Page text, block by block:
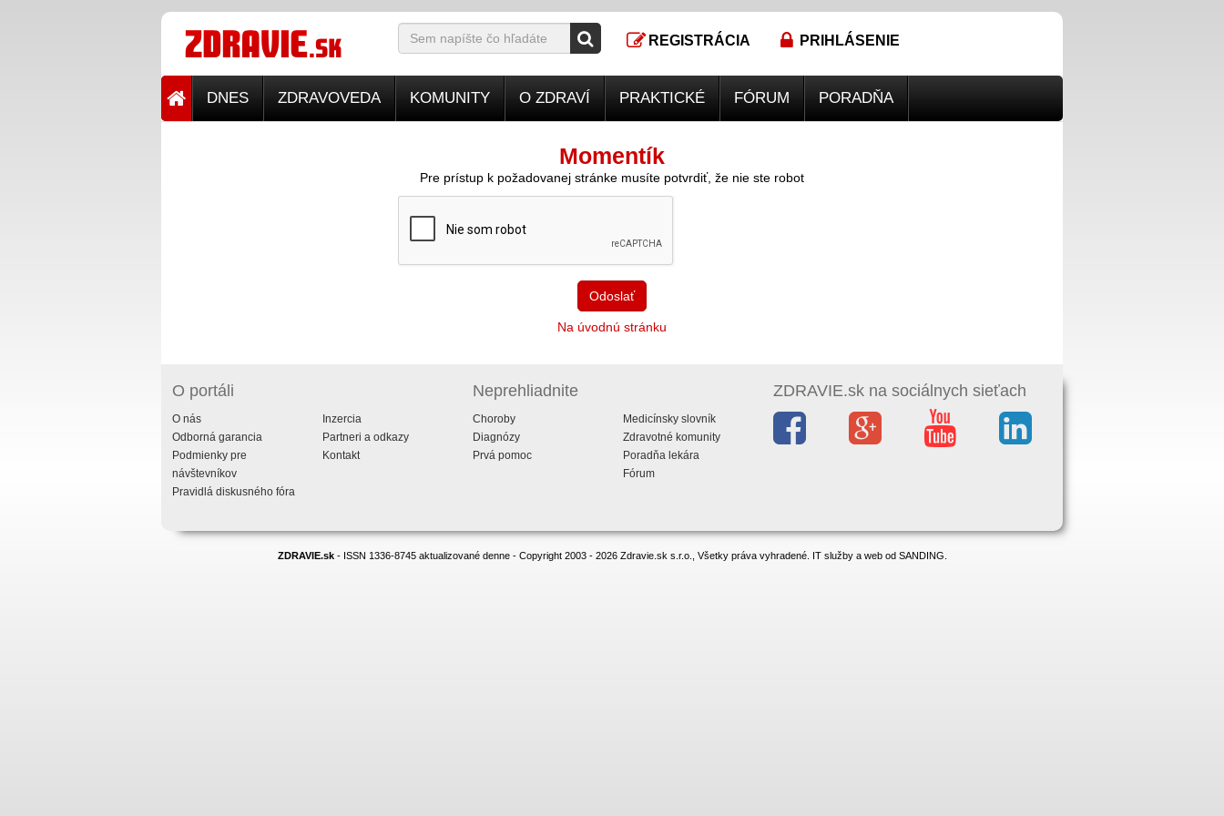
REGISTRÁCIA PRIHLÁSENIE
DNES ZDRAVOVEDA KOMUNITY O ZDRAVÍ PRAKTICKÉ FÓRUM PORADŇA
Momentík
Pre prístup k požadovanej stránke musíte potvrdiť, že nie ste robot
Odoslať
Na úvodnú stránku
O portáli
O nás
Odborná garancia
Podmienky pre
návštevníkov
Pravidlá diskusného fóra
Inzercia
Partneri a odkazy
Kontakt
Neprehliadnite
Choroby
Diagnózy
Prvá pomoc
Medicínsky slovník
Zdravotné komunity
Poradňa lekára
Fórum
ZDRAVIE.sk na sociálnych sieťach
ZDRAVIE.sk- ISSN 1336-8745 aktualizované denne - Copyright 2003 - 2026 Zdravie.sk s.r.o., Všetky práva vyhradené. IT služby a web od SANDING.